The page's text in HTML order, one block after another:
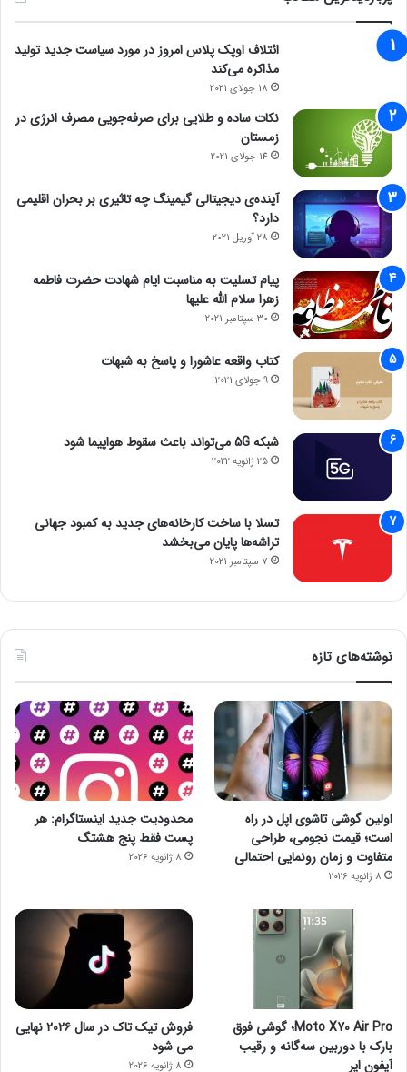
ائتلاف اوپک پلاس امروز در مورد سیاست جدید تولید
مذاکره می‌کند
18 جولای 2021
نکات ساده و طلایی برای صرفه‌جویی مصرف انرژی در
زمستان
14 جولای 2021
آینده‌ی دیجیتالی گیمینگ چه تاثیری بر بحران اقلیمی
دارد؟
28 آوریل 2021
پیام تسلیت به مناسبت ایام شهادت حضرت فاطمه
زهرا سلام الله علیها
30 سپتامبر 2021
کتاب واقعه عاشورا و پاسخ به شبهات
9 جولای 2021
شبکه 5G می‌تواند باعث سقوط هواپیما شود
25 ژانویه 2022
تسلا با ساخت کارخانه‌های جدید به کمبود جهانی
تراشه‌ها پایان می‌بخشد
7 سپتامبر 2021
نوشته‌های تازه
اولین گوشی تاشوی اپل در راه
است؛ قیمت نجومی، طراحی
متفاوت و زمان رونمایی احتمالی
8 ژانویه 2026
محدودیت جدید اینستاگرام: هر
پست فقط پنج هشتگ
8 ژانویه 2026
Moto X70 Air Pro؛ گوشی فوق
بارک با دوربین سه‌گانه و رقیب
آیفون ایر
فروش تیک تاک در سال ۲۰۲۶ نهایی
می شود
8 ژانویه 2026